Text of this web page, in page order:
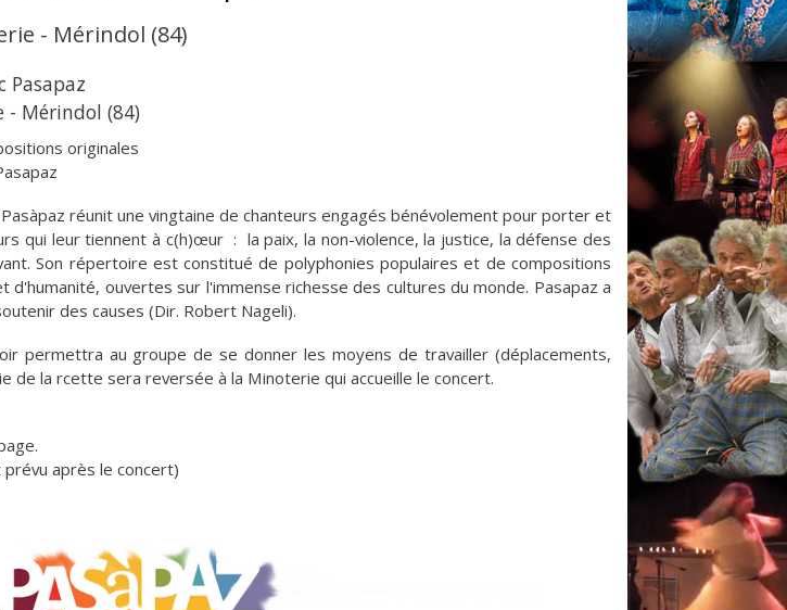
- Mérindol (84)
Pasapaz
- Mérindol (84)
originales
Pasàpaz réunit une vingtaine de chanteurs engagés bénévolement pour porter et
qui leur tiennent à c(h)œur : la paix, la non-violence, la justice, la défense des
Son répertoire est constitué de polyphonies populaires et de compositions
ouvertes sur l'immense richesse des cultures du monde. Pasapaz a
des causes (Dir. Robert Nageli).
permettra au groupe de se donner les moyens de travailler (déplacements,
de la rcette sera reversée à la Minoterie qui accueille le concert.
après le concert)